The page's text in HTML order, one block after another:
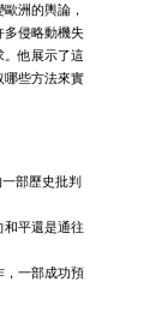
洲的輿論，
多侵略動機失
。他展示了這
哪些方法來實
部歷史批判
和平還是通往
，一部成功預